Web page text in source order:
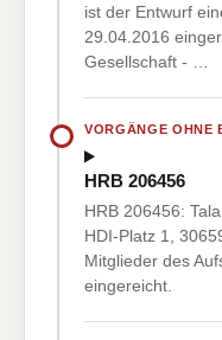
ist der Entwurf
29.04.2016
Gesellschaft - …
VORGÄNGE OHNE
HRB 206456
HRB 206456:
HDI-Platz 1,
Mitglieder des
eingereicht.